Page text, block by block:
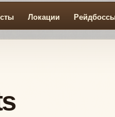
Локации